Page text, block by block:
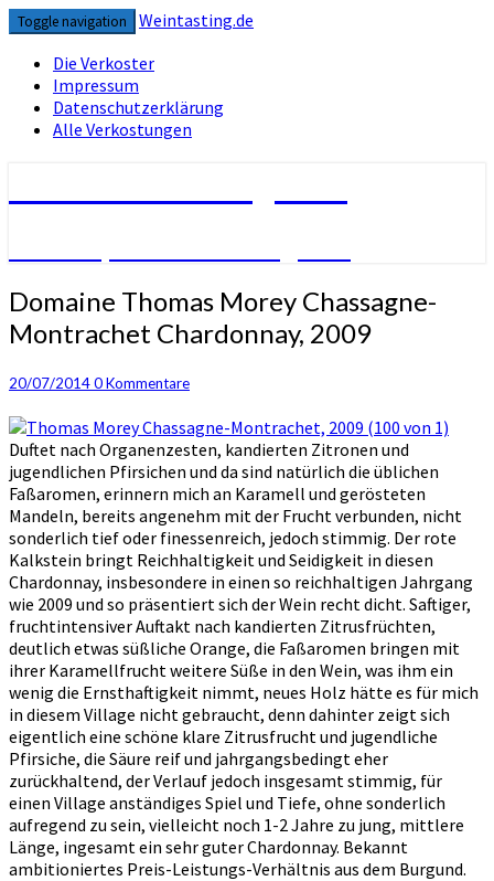
Skip
to
content
Toggle navigation
Weintasting.de
Die Verkoster
Impressum
Datenschutzerklärung
Alle Verkostungen
Domaine
Thomas
Morey
Montrachet
2009
Domaine Thomas Morey Chassagne-
Montrachet Chardonnay, 2009
20/07/2014Kommentare
0 Kommentare
Duftet nach Organenzesten, kandierten Zitronen und
jugendlichen Pfirsichen und da sind natürlich die üblichen
Faßaromen, erinnern mich an Karamell und gerösteten
Mandeln, bereits angenehm mit der Frucht verbunden, nicht
sonderlich tief oder finessenreich, jedoch stimmig. Der rote
Kalkstein bringt Reichhaltigkeit und Seidigkeit in diesen
Chardonnay, insbesondere in einen so reichhaltigen Jahrgang
wie 2009 und so präsentiert sich der Wein recht dicht. Saftiger,
fruchtintensiver Auftakt nach kandierten Zitrusfrüchten,
deutlich etwas süßliche Orange, die Faßaromen bringen mit
ihrer Karamellfrucht weitere Süße in den Wein, was ihm ein
wenig die Ernsthaftigkeit nimmt, neues Holz hätte es für mich
in diesem Village nicht gebraucht, denn dahinter zeigt sich
eigentlich eine schöne klare Zitrusfrucht und jugendliche
Pfirsiche, die Säure reif und jahrgangsbedingt eher
zurückhaltend, der Verlauf jedoch insgesamt stimmig, für
einen Village anständiges Spiel und Tiefe, ohne sonderlich
aufregend zu sein, vielleicht noch 1-2 Jahre zu jung, mittlere
Länge, ingesamt ein sehr guter Chardonnay. Bekannt
ambitioniertes Preis-Leistungs-Verhältnis aus dem Burgund.